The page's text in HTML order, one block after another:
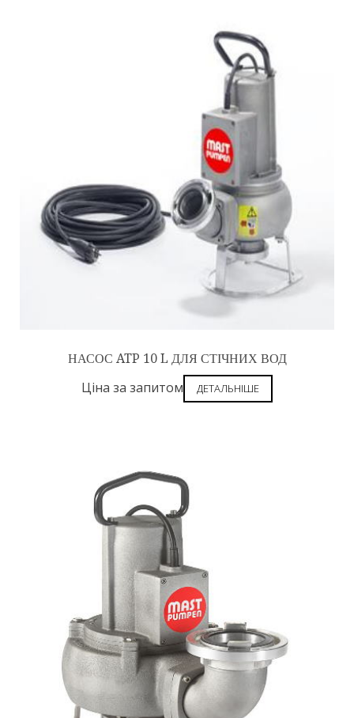
НАСОС ATP 10 L ДЛЯ СТІЧНИХ ВОД
Ціна за запитом ДЕТАЛЬНІШЕ